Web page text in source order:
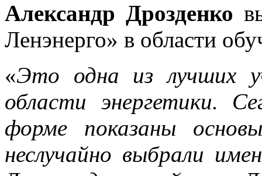
Александр Дрозденко
Ленэнерго» в области
«Это одна из лучших
области энергетики.
форме показаны
неслучайно выбрали